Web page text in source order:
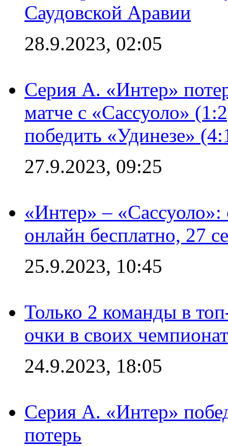
Саудовской Аравии
28.9.2023, 02:05
Серия А. «Интер»
матче с «Сассуоло»
победить «Удинезе»
27.9.2023, 09:25
«Интер» –
онлайн бесплатно, 27
25.9.2023, 10:45
Только 2 команды в
очки в своих
24.9.2023, 18:05
Серия А. «Интер»
потерь